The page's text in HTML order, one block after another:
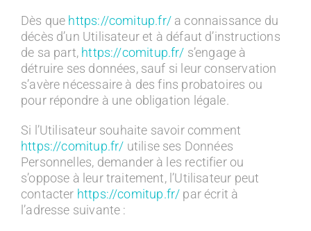
Dès que https://comitup.fr/a connaissance du
décès d’un Utilisateur et à défaut d’instructions
de sa part, https://comitup.fr/ s’engage à
détruire ses données, sauf si leur conservation
s’avère nécessaire à des fins probatoires ou
pour répondre à une obligation légale.
Si l’Utilisateur souhaite savoir comment
https://comitup.fr/ utilise ses Données
Personnelles, demander à les rectifier ou
s’oppose à leur traitement, l’Utilisateur peut
contacter https://comitup.fr/ par écrit à
l’adresse suivante :